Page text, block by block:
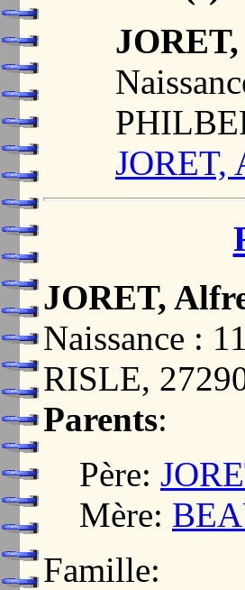
JORET,
JORET,
Naissance :
RISLE,
Parents:
Père:
Mère:
Famille: